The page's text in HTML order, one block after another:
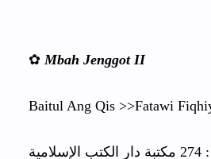
✿Mbah Jenggot II
Baitul Ang Qis >>Fatawi